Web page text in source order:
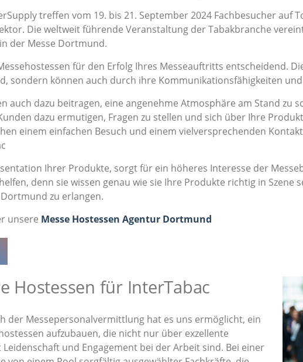
treffen vom 19. bis 21. September 2024 Fachbesucher auf
Die weltweit führende Veranstaltung der Tabakbranche
der Messe Dortmund.
für den Erfolg Ihres Messeauftritts entscheidend.
sondern können auch durch ihre Kommunikationsfähigkeiten
auch dazu beitragen, eine angenehme Atmosphäre am Stand zu
dazu ermutigen, Fragen zu stellen und sich über Ihre
einem einfachen Besuch und einem vielversprechenden
Ihrer Produkte, sorgt für ein höheres Interesse der
denn sie wissen genau wie sie Ihre Produkte richtig in Szene
zu erlangen.
unsere Messe Hostessen Agentur Dortmund
Hostessen für InterTabac
der Messepersonalvermittlung hat es uns ermöglicht, ein
aufzubauen, die nicht nur über exzellente
und Engagement bei der Arbeit sind. Bei einer